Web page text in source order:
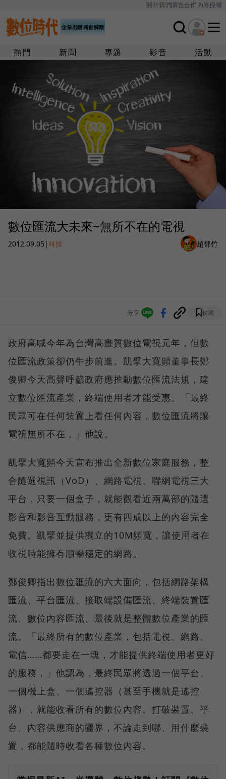
關於我們廣告合作內容授權
熱門 新聞 專題 影音 活動
數位匯流大未來~無所不在的電視
2012.09.05 |科技 趙郁竹
分享 收藏
政府高喊今年為台灣高畫質數位電視元年，但數
位匯流政策卻仍牛步前進。凱擘大寬頻董事長鄭
俊卿今天高聲呼籲政府應推動數位匯流法規，建
立數位匯流產業，終端使用者才能受惠。「最終
民眾可在任何裝置上看任何內容，數位匯流將讓
電視無所不在，」他說。
凱擘大寬頻今天宣布推出全新數位家庭服務，整
合隨選視訊（VoD）、網路電視、聯網電視三大
平台，只要一個盒子，就能觀看近兩萬部的隨選
影音和影音互動服務，更有四成以上的內容完全
免費。凱擘並提供獨立的10M頻寬，讓使用者在
收視時能擁有順暢穩定的網路。
鄭俊卿指出數位匯流的六大面向，包括網路架構
匯流、平台匯流、接取端設備匯流、終端裝置匯
流、數位內容匯流、最後就是整體數位產業的匯
流。「最終所有的數位產業，包括電視、網路、
電信……都要走在一塊，才能提供終端使用者更好
的服務，」他認為，最終民眾將透過一個平台、
一個機上盒、一個遙控器（甚至手機就是遙控
器），就能收看所有的數位內容。打破裝置、平
台、內容供應商的疆界，不論走到哪、用什麼裝
置，都能隨時收看各種數位內容。